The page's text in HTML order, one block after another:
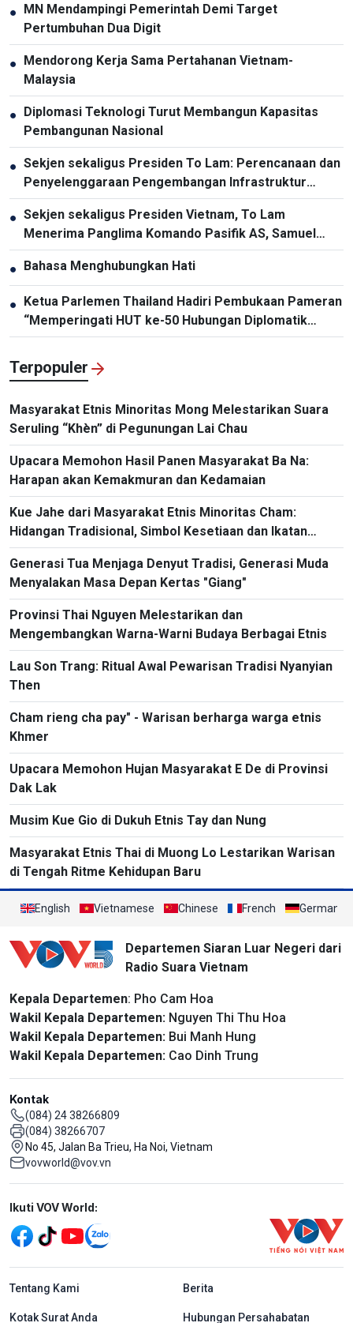
● MN Mendampingi Pemerintah Demi Target
Pertumbuhan Dua Digit
● Mendorong Kerja Sama Pertahanan Vietnam-
Malaysia
● Diplomasi Teknologi Turut Membangun Kapasitas
Pembangunan Nasional
● Sekjen sekaligus Presiden To Lam: Perencanaan dan
Penyelenggaraan Pengembangan Infrastruktur
Harus Diperbarui
● Sekjen sekaligus Presiden Vietnam, To Lam
Menerima Panglima Komando Pasifik AS, Samuel
Paparo
● Bahasa Menghubungkan Hati
● Ketua Parlemen Thailand Hadiri Pembukaan Pameran
“Memperingati HUT ke-50 Hubungan Diplomatik
Vietnam-Thailand”
Terpopuler
Masyarakat Etnis Minoritas Mong Melestarikan Suara
Seruling “Khèn” di Pegunungan Lai Chau
Upacara Memohon Hasil Panen Masyarakat Ba Na:
Harapan akan Kemakmuran dan Kedamaian
Kue Jahe dari Masyarakat Etnis Minoritas Cham:
Hidangan Tradisional, Simbol Kesetiaan dan Ikatan
Komunitas
Generasi Tua Menjaga Denyut Tradisi, Generasi Muda
Menyalakan Masa Depan Kertas "Giang"
Provinsi Thai Nguyen Melestarikan dan
Mengembangkan Warna-Warni Budaya Berbagai Etnis
Lau Son Trang: Ritual Awal Pewarisan Tradisi Nyanyian
Then
Cham rieng cha pay" - Warisan berharga warga etnis
Khmer
Upacara Memohon Hujan Masyarakat E De di Provinsi
Dak Lak
Musim Kue Gio di Dukuh Etnis Tay dan Nung
Masyarakat Etnis Thai di Muong Lo Lestarikan Warisan
di Tengah Ritme Kehidupan Baru
English Vietnamese Chinese French German
Departemen Siaran Luar Negeri dari
Radio Suara Vietnam
Kepala Departemen: Pho Cam Hoa
Wakil Kepala Departemen: Nguyen Thi Thu Hoa
Wakil Kepala Departemen: Bui Manh Hung
Wakil Kepala Departemen: Cao Dinh Trung
Kontak
(084) 24 38266809
(084) 38266707
No 45, Jalan Ba Trieu, Ha Noi, Vietnam
vovworld@vov.vn
Mạng xã hội
Ikuti VOV World:
menu footer tiếng Indo
Tentang Kami Berita
Kotak Surat Anda Hubungan Persahabatan